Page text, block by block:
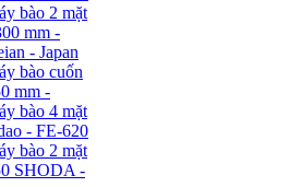
bào 2 mặt
mm -
- Japan
bào cuốn
mm -
bào 4 mặt
- FE-620
bào 2 mặt
SHODA -